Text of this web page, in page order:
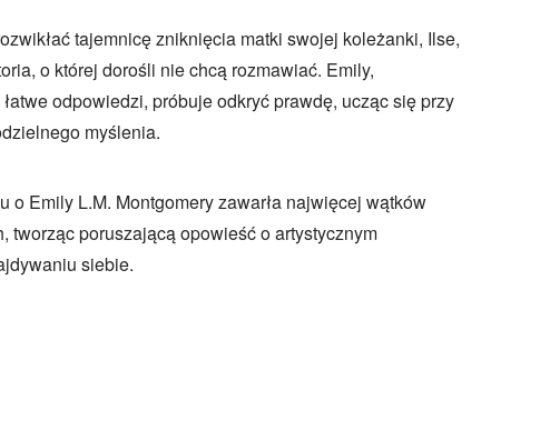
tajemnicę zniknięcia matki swojej koleżanki, Ilse,
o której dorośli nie chcą rozmawiać. Emily,
odpowiedzi, próbuje odkryć prawdę, ucząc się przy
myślenia.
o Emily L.M. Montgomery zawarła najwięcej wątków
tworząc poruszającą opowieść o artystycznym
siebie.